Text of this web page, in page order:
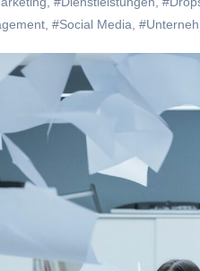
#Social Media